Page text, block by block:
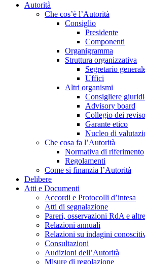
Autorità
Che cos’è l’Autorità
Consiglio
Presidente
Componenti
Organigramma
Struttura organizzativa
Segretario
Uffici
Altri organismi
Consigliere
Advisory board
Collegio dei
Garante etico
Nucleo di
Che cosa fa l’Autorità
Normativa di riferimento
Regolamenti
Come si finanzia l’Autorità
Delibere
Atti e Documenti
Accordi e Protocolli d’intesa
Atti di segnalazione
Pareri, osservazioni RdA e
Relazioni annuali
Relazioni su indagini
Consultazioni
Audizioni dell’Autorità
Misure di regolazione